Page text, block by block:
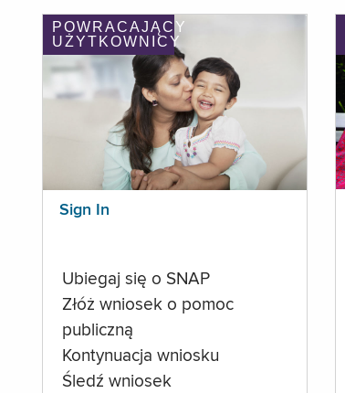
POWRACAJĄCY
UŻYTKOWNICY
Sign In
Ubiegaj się o SNAP
Złóż wniosek o pomoc
publiczną
Kontynuacja wniosku
Śledź wniosek